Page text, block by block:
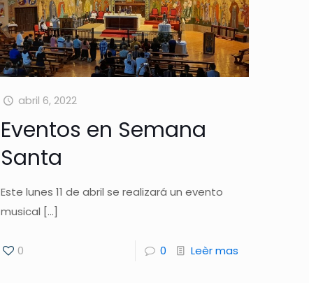
abril 6, 2022
Eventos en Semana
Santa
Este lunes 11 de abril se realizará un evento
musical […]
0 0 Leèr mas